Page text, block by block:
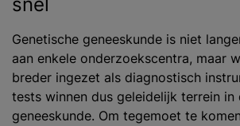
Genetische geneeskunde is niet
aan enkele onderzoekscentra, maar
breder ingezet als diagnostisch
tests winnen dus geleidelijk terrein in
geneeskunde. Om tegemoet te